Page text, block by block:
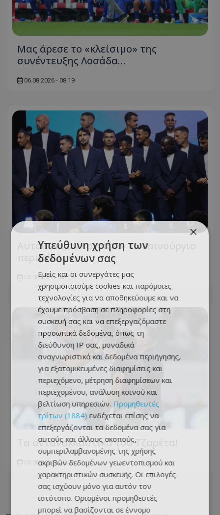
Μας άρεσε το «κλείσιμο» της
συνέντευξης Λοσάδα…
06.08.2026 - 08:19
Αυτούς κι αν «αγγίζει» το καινούργιο
περιβάλλον…
05.08.2026 - 08:22
Τα αντανακλαστικά του Τζαρέτα!
04.08.2026 - 10:33
×
Υπεύθυνη χρήση των
δεδομένων σας
Εμείς και οι συνεργάτες μας
χρησιμοποιούμε cookies και παρόμοιες
τεχνολογίες για να αποθηκεύουμε και να
έχουμε πρόσβαση σε πληροφορίες στη
συσκευή σας και να επεξεργαζόμαστε
προσωπικά δεδομένα, όπως τη
διεύθυνση IP σας, μοναδικά
αναγνωριστικά και δεδομένα περιήγησης,
για εξατομικευμένες διαφημίσεις και
περιεχόμενο, μέτρηση διαφημίσεων και
περιεχομένου, ανάλυση κοινού και
βελτίωση υπηρεσιών. Προμηθευτές
τρίτων (1884) ενδέχεται επίσης να
επεξεργάζονται τα δεδομένα σας για
αυτούς και άλλους σκοπούς,
συμπεριλαμβανομένης της χρήσης
ακριβών δεδομένων γεωεντοπισμού και
χαρακτηριστικών συσκευής. Οι επιλογές
σας ισχύουν μόνο για αυτόν τον
ιστότοπο. Ορισμένοι προμηθευτές
μπορεί να βασίζονται σε έννομο